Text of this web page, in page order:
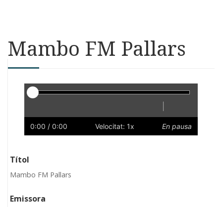
Mambo FM Pallars
Reproductor
Lent
0:00 / 0:00 Velocitat: 1x En pausa
Títol
Mambo FM Pallars
Emissora